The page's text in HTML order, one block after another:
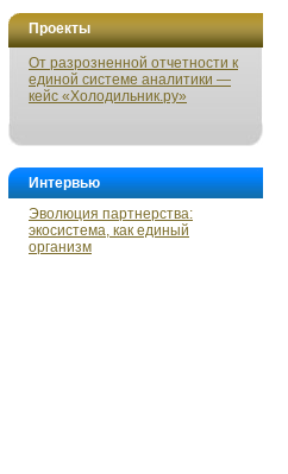
Проекты
От разрозненной отчетности к
единой системе аналитики —
кейс «Холодильник.ру»
Интервью
Эволюция партнерства:
экосистема, как единый
организм